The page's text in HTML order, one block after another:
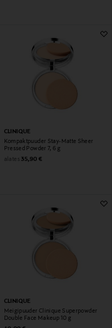
CLINIQUE
Kompaktpuuder Stay-Matte Sheer
Pressed Powder 7, 6 g
alates Original Price
35,90 €
CLINIQUE
Meigipuuder Clinique Superpowder
Double Face Makeup 10 g